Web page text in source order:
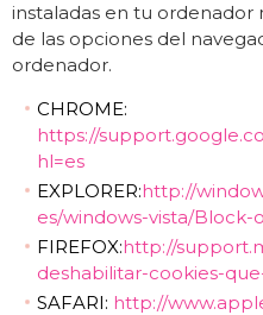
instaladas en tu
de las opciones del
ordenador.
CHROME:
https://
hl=es
EXPLORER:http://
es/windows-vista/Block-
FIREFOX:http://
deshabilitar-cookies-
SAFARI: http://